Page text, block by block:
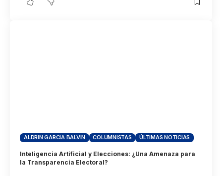
ALDRIN GARCIA BALVIN COLUMNISTAS ÚLTIMAS NOTICIAS
Inteligencia Artificial y Elecciones: ¿Una Amenaza para
la Transparencia Electoral?